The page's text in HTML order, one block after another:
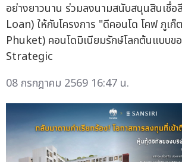
อย่างยาวนาน ร่วมลงนามสนับสนุนสินเชื่อ
Loan) ให้กับโครงการ "ดีคอนโด โคฟ ภูเ
Phuket) คอนโดมิเนียมรักษ์โลกต้นแบบข
Strategic
08 กรกฎาคม 2569 16:47 น.